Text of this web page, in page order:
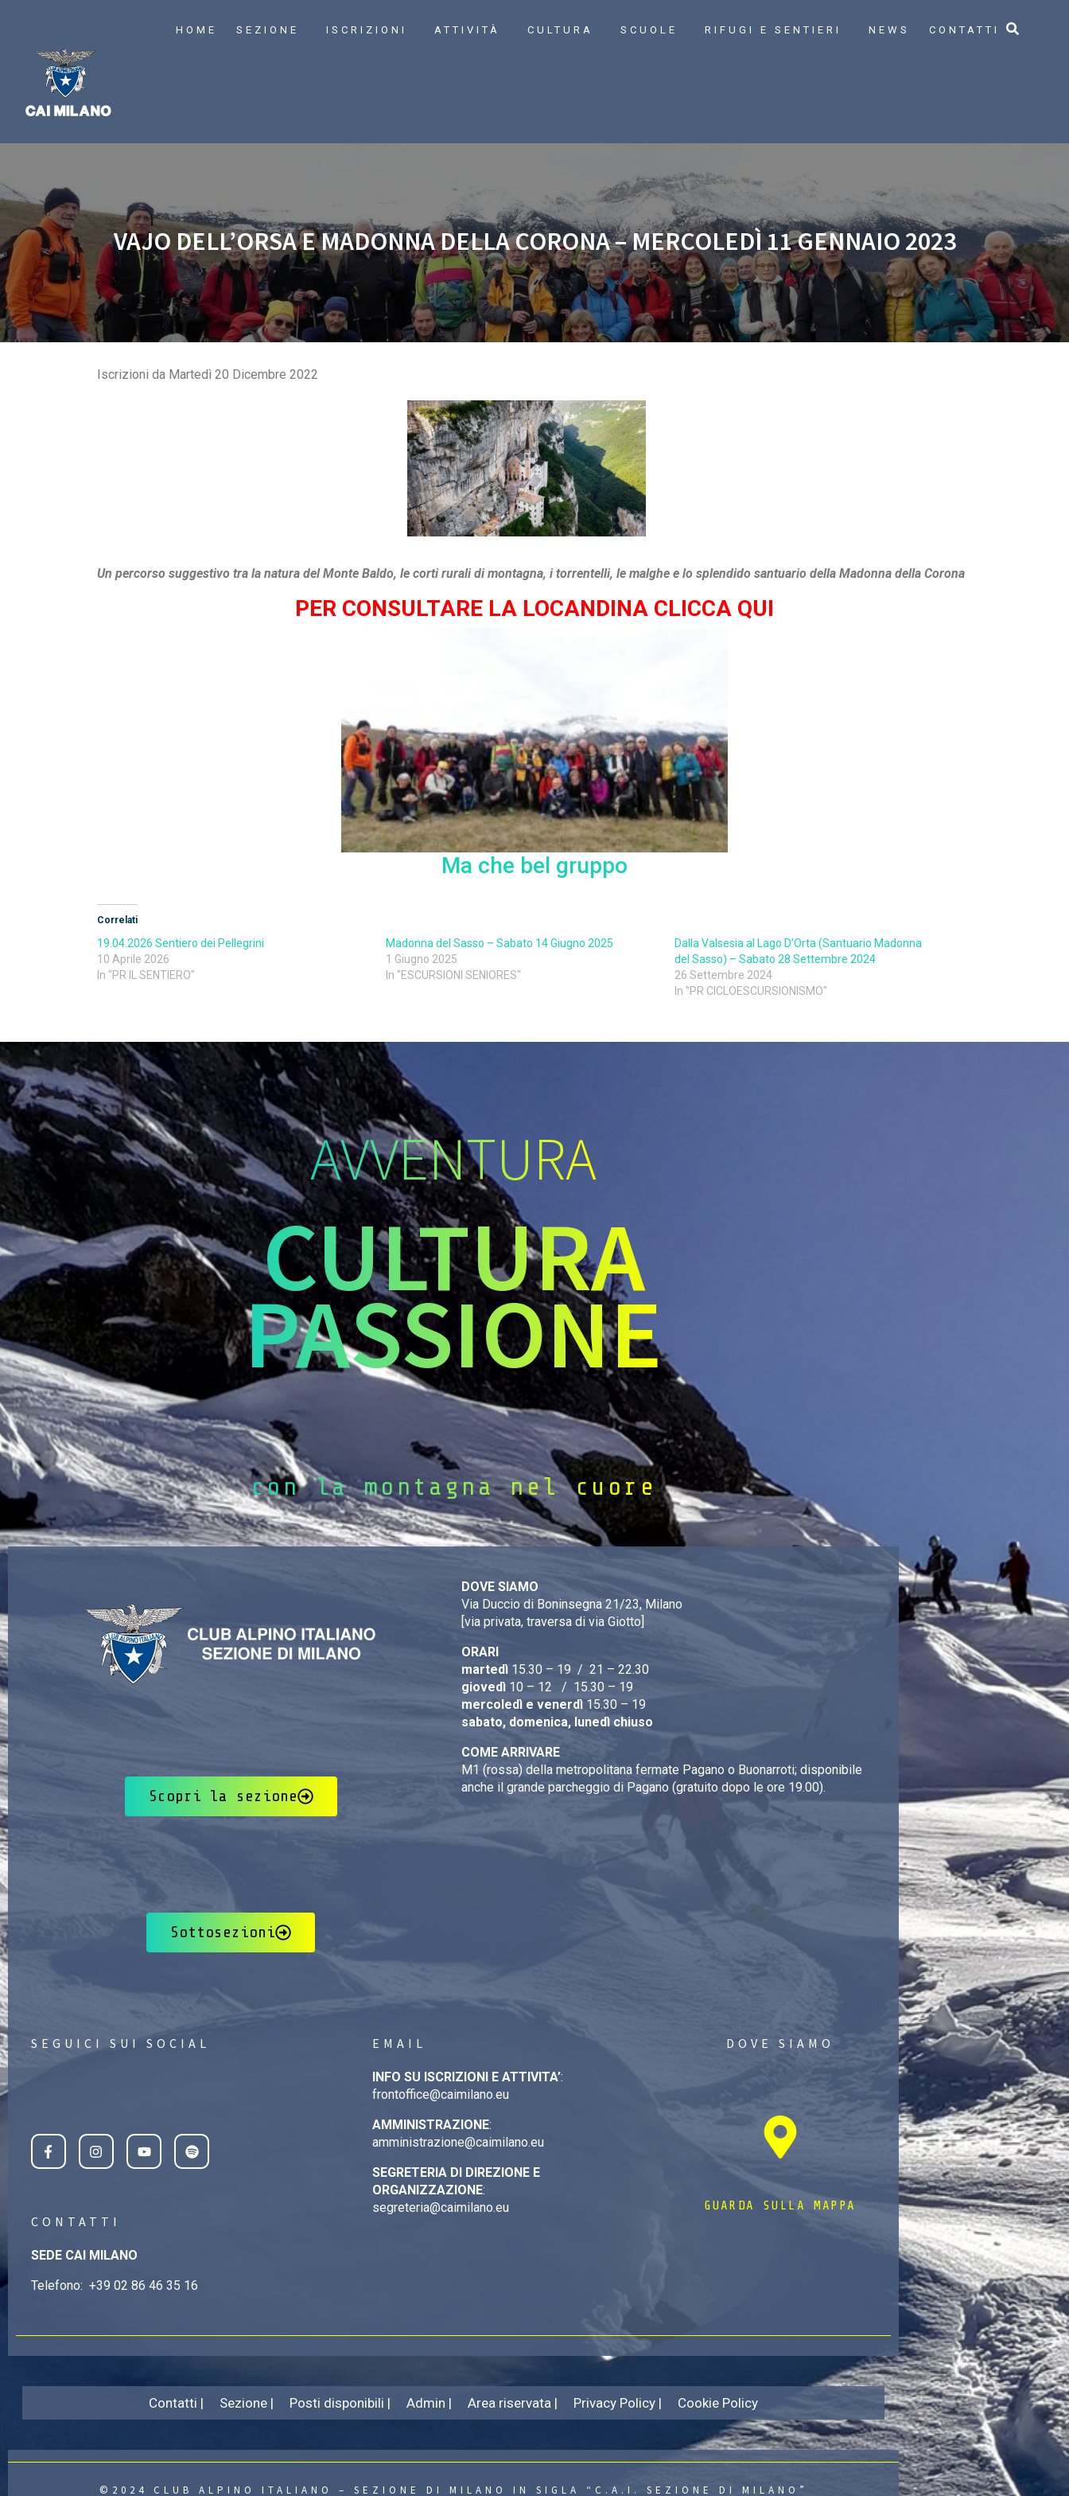
HOME SEZIONE ISCRIZIONI ATTIVITÀ CULTURA SCUOLE RIFUGI E SENTIERI NEWS CONTATTI
VAJO DELL’ORSA E MADONNA DELLA CORONA – MERCOLEDÌ 11 GENNAIO 2023
Iscrizioni da Martedì 20 Dicembre 2022
Un percorso suggestivo tra la natura del Monte Baldo, le corti rurali di montagna, i torrentelli, le malghe e lo splendido santuario della Madonna della Corona
PER CONSULTARE LA LOCANDINA CLICCA QUI
Ma che bel gruppo
Correlati
19.04.2026 Sentiero dei Pellegrini
10 Aprile 2026
In "PR IL SENTIERO"
Madonna del Sasso – Sabato 14 Giugno 2025
1 Giugno 2025
In "ESCURSIONI SENIORES"
Dalla Valsesia al Lago D’Orta (Santuario Madonna
del Sasso) – Sabato 28 Settembre 2024
26 Settembre 2024
In "PR CICLOESCURSIONISMO"
AVVENTURA
CULTURA
PASSIONE
con la montagna nel cuore
Scopri la sezione
Sottosezioni
DOVE SIAMO
Via Duccio di Boninsegna 21/23, Milano
[via privata, traversa di via Giotto]
ORARI
martedì 15.30 – 19 / 21 – 22.30
giovedì 10 – 12 / 15.30 – 19
mercoledì e venerdì 15.30 – 19
sabato, domenica, lunedì chiuso
COME ARRIVARE
M1 (rossa) della metropolitana fermate Pagano o Buonarroti; disponibile
anche il grande parcheggio di Pagano (gratuito dopo le ore 19.00).
SEGUICI SUI SOCIAL
CONTATTI
SEDE CAI MILANO
Telefono: +39 02 86 46 35 16
EMAIL
INFO SU ISCRIZIONI E ATTIVITA’:
frontoffice@caimilano.eu
AMMINISTRAZIONE:
amministrazione@caimilano.eu
SEGRETERIA DI DIREZIONE E
ORGANIZZAZIONE:
segreteria@caimilano.eu
DOVE SIAMO
GUARDA SULLA MAPPA
Contatti | Sezione | Posti disponibili | Admin | Area riservata | Privacy Policy | Cookie Policy
©2024 CLUB ALPINO ITALIANO – SEZIONE DI MILANO IN SIGLA “C.A.I. SEZIONE DI MILANO”